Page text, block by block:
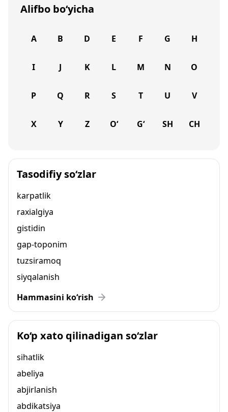
Alifbo bo‘yicha
A B D E F G H
I J K L M N O
P Q R S T U V
X Y Z O‘ G‘ SH CH
Tasodifiy so‘zlar
karpatlik
raxialgiya
gistidin
gap-toponim
tuzsiramoq
siyqalanish
Hammasini ko‘rish
Ko‘p xato qilinadigan so‘zlar
sihatlik
abeliya
abjirlanish
abdikatsiya